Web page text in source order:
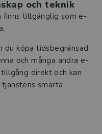
och teknik
finns tillgänglig som e-
du köpa tidsbegränsad
och många andra e-
direkt och kan
smarta